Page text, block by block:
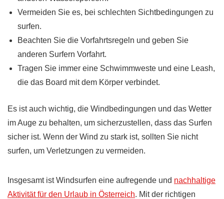
Vermeiden Sie es, bei schlechten Sichtbedingungen zu
surfen.
Beachten Sie die Vorfahrtsregeln und geben Sie
anderen Surfern Vorfahrt.
Tragen Sie immer eine Schwimmweste und eine Leash,
die das Board mit dem Körper verbindet.
Es ist auch wichtig, die Windbedingungen und das Wetter
im Auge zu behalten, um sicherzustellen, dass das Surfen
sicher ist. Wenn der Wind zu stark ist, sollten Sie nicht
surfen, um Verletzungen zu vermeiden.
Insgesamt ist Windsurfen eine aufregende und nachhaltige
Aktivität für den Urlaub in Österreich. Mit der richtigen